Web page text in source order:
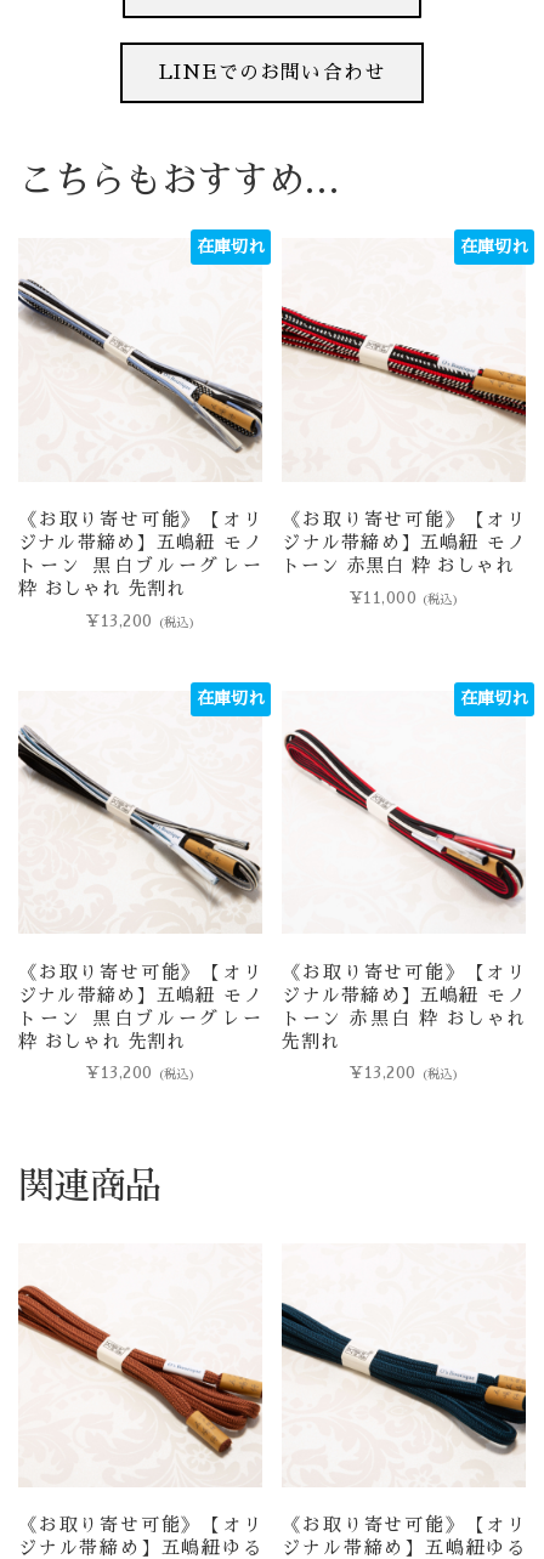
LINEでのお問い合わせ
こちらもおすすめ…
《お取り寄せ可能》【オリ
ジナル帯締め】五嶋紐 モノ
トーン 黒白ブルーグレー
粋 おしゃれ 先割れ
在庫切れ
¥13,200 (税込)
《お取り寄せ可能》【オリ
ジナル帯締め】五嶋紐 モノ
トーン 赤黒白 粋 おしゃれ
在庫切れ
¥11,000 (税込)
《お取り寄せ可能》【オリ
ジナル帯締め】五嶋紐 モノ
トーン 黒白ブルーグレー
粋 おしゃれ 先割れ
在庫切れ
¥ 13,200 (税込)
《お取り寄せ可能》【オリ
ジナル帯締め】五嶋紐 モノ
トーン 赤黒白 粋 おしゃれ
先割れ
在庫切れ
¥ 13,200 (税込)
関連商品
《お取り寄せ可能》【オリ
ジナル帯締め】五嶋紐ゆる
《お取り寄せ可能》【オリ
ジナル帯締め】五嶋紐ゆる